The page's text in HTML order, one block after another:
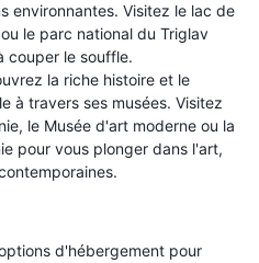
environnantes. Visitez le lac de
le parc national du Triglav
couper le souffle.
la riche histoire et le
à travers ses musées. Visitez
le Musée d'art moderne ou la
pour vous plonger dans l'art,
d'hébergement pour